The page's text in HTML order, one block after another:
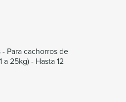
Para cachorros de
a 25kg) - Hasta 12